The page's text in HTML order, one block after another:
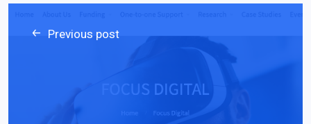
Previous post